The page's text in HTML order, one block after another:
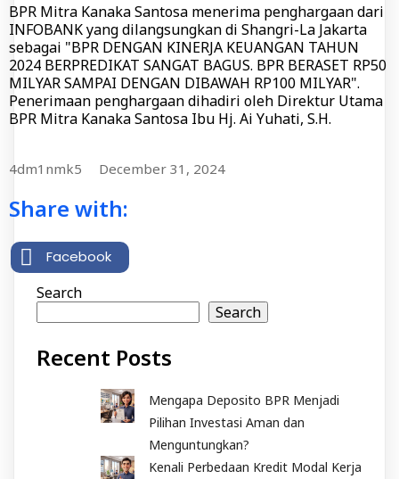
BPR Mitra Kanaka Santosa menerima penghargaan dari
INFOBANK yang dilangsungkan di Shangri-La Jakarta
sebagai "BPR DENGAN KINERJA KEUANGAN TAHUN
2024 BERPREDIKAT SANGAT BAGUS. BPR BERASET RP50
MILYAR SAMPAI DENGAN DIBAWAH RP100 MILYAR".
Penerimaan penghargaan dihadiri oleh Direktur Utama
BPR Mitra Kanaka Santosa Ibu Hj. Ai Yuhati, S.H.
4dm1nmk5 December 31, 2024
Share with:
Facebook
Search
Search
Recent Posts
Mengapa Deposito BPR Menjadi
Pilihan Investasi Aman dan
Menguntungkan?
Kenali Perbedaan Kredit Modal Kerja